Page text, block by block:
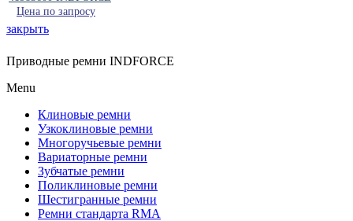
Цена по запросу
закрыть
Приводные ремни INDFORCE
Menu
Клиновые ремни
Узкоклиновые ремни
Многоручьевые ремни
Вариаторные ремни
Зубчатые ремни
Поликлиновые ремни
Шестигранные ремни
Ремни стандарта RMA